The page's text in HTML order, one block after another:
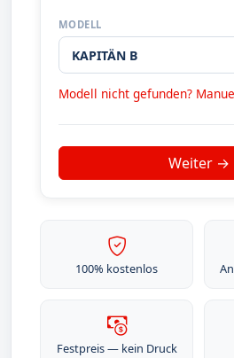
MODELL
Modell nicht gefunden?
100% kostenlos
Festpreis — kein Druck